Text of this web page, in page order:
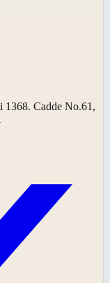
1368. Cadde No.61,